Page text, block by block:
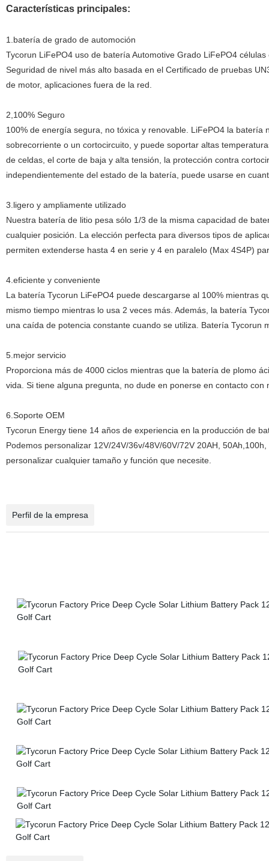
Características principales:
1.batería de grado de automoción
Tycorun LiFePO4 uso de batería Automotive Grado LiFePO4
Seguridad de nivel más alto basada en el Certificado de pruebas
de motor, aplicaciones fuera de la red.
2,100% Seguro
100% de energía segura, no tóxica y renovable. LiFePO4 la
sobrecorriente o un cortocircuito, y puede soportar altas
de celdas, el corte de baja y alta tensión, la protección contra
independientemente del estado de la batería, puede usarse en
3.ligero y ampliamente utilizado
Nuestra batería de litio pesa sólo 1/3 de la misma capacidad de
cualquier posición. La elección perfecta para diversos tipos de
permiten extenderse hasta 4 en serie y 4 en paralelo (Max 4S4P)
4.eficiente y conveniente
La batería Tycorun LiFePO4 puede descargarse al 100% mientras
mismo tiempo mientras lo usa 2 veces más. Además, la batería
una caída de potencia constante cuando se utiliza. Batería Tycorun
5.mejor servicio
Proporciona más de 4000 ciclos mientras que la batería de plomo
vida. Si tiene alguna pregunta, no dude en ponerse en contacto con
6.Soporte OEM
Tycorun Energy tiene 14 años de experiencia en la producción de
Podemos personalizar 12V/24V/36v/48V/60V/72V 20AH,
personalizar cualquier tamaño y función que necesite.
Perfil de la empresa